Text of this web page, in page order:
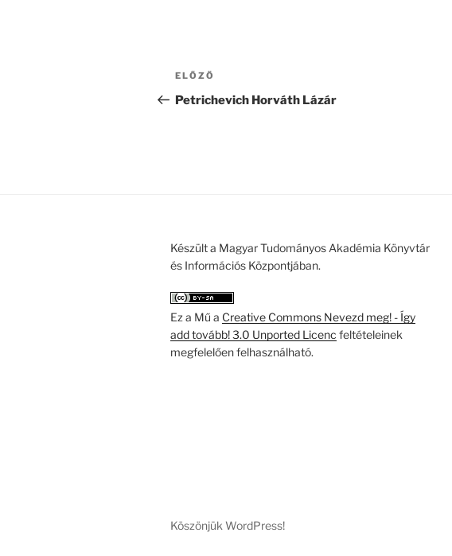
Bejegyzés
navigáció
Korábbi
bejegyzés
ELŐZŐ
Petrichevich Horváth Lázár
Készült a Magyar Tudományos Akadémia Könyvtár
és Információs Központjában.
Ez a Mű a Creative Commons Nevezd meg! - Így
add tovább! 3.0 Unported Licenc feltételeinek
megfelelően felhasználható.
Köszönjük WordPress!